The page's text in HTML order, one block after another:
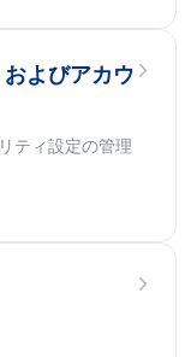
よびアカウ
ティ設定の管理